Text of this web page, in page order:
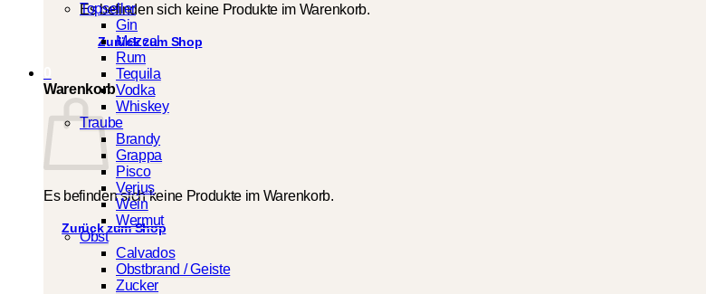
Es befinden sich keine Produkte im Warenkorb.
Zurück zum Shop
Warenkorb
Es befinden sich keine Produkte im Warenkorb.
Zurück zum Shop
Topseller
Gin
Mezcal
Rum
Tequila
Vodka
Whiskey
Traube
Brandy
Grappa
Pisco
Verjus
Wein
Wermut
Obst
Calvados
Obstbrand / Geiste
Zucker